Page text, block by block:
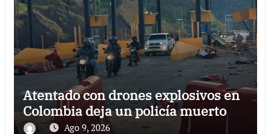
Atentado con drones explosivos en
Colombia deja un policía muerto
Ago 9, 2026